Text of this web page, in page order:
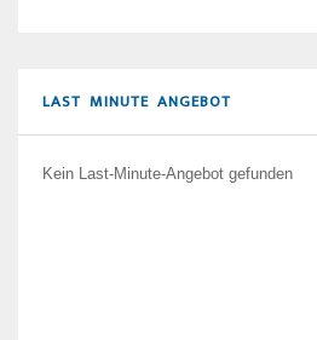
LAST MINUTE ANGEBOT
Kein Last-Minute-Angebot gefunden